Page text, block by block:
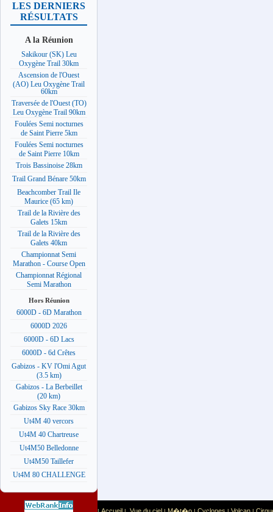
LES DERNIERS
RÉSULTATS
A la Réunion
Sakikour (SK) Leu
Oxygène Trail 30km
Ascension de l'Ouest
(AO) Leu Oxygène Trail
60km
Traversée de l'Ouest (TO)
Leu Oxygène Trail 90km
Foulées Semi nocturnes
de Saint Pierre 5km
Foulées Semi nocturnes
de Saint Pierre 10km
Trois Bassinoise 28km
Trail Grand Bénare 50km
Beachcomber Trail Ile
Maurice (65 km)
Trail de la Rivière des
Galets 15km
Trail de la Rivière des
Galets 40km
Championnat Semi
Marathon - Course Open
Championnat Régional
Semi Marathon
Hors Réunion
6000D - 6D Marathon
6000D 2026
6000D - 6D Lacs
6000D - 6d Crêtes
Gabizos - KV l'Omi Agut
(3.5 km)
Gabizos - La Berbeillet
(20 km)
Gabizos Sky Race 30km
Ut4M 40 vercors
Ut4M 40 Chartreuse
Ut4M50 Belledonne
Ut4M50 Taillefer
Ut4M 80 CHALLENGE